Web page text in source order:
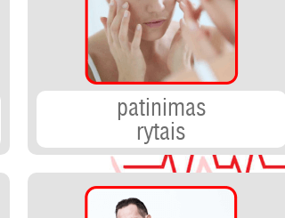
patinimas
rytais